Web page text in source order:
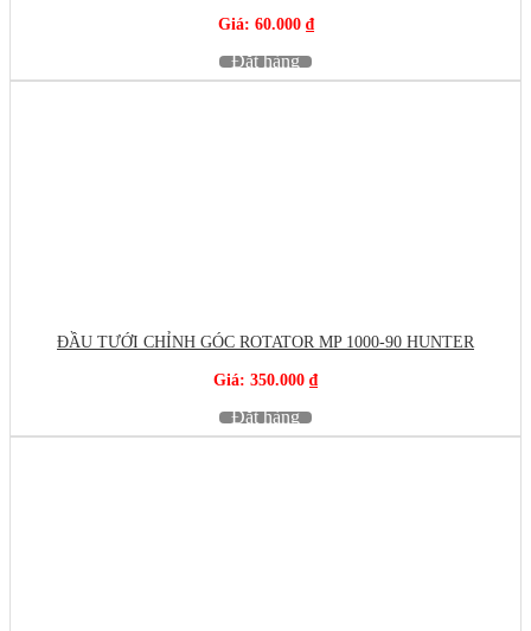
Giá: 60.000 ₫
Đặt hàng
ĐẦU TƯỚI CHỈNH GÓC ROTATOR MP 1000-90 HUNTER
Giá: 350.000 ₫
Đặt hàng